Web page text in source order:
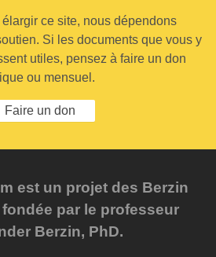
ce site, nous dépendons
Si les documents que vous y
utiles, pensez à faire un don
ou mensuel.
Faire un don
est un projet des Berzin
fondée par le professeur
Berzin, PhD.